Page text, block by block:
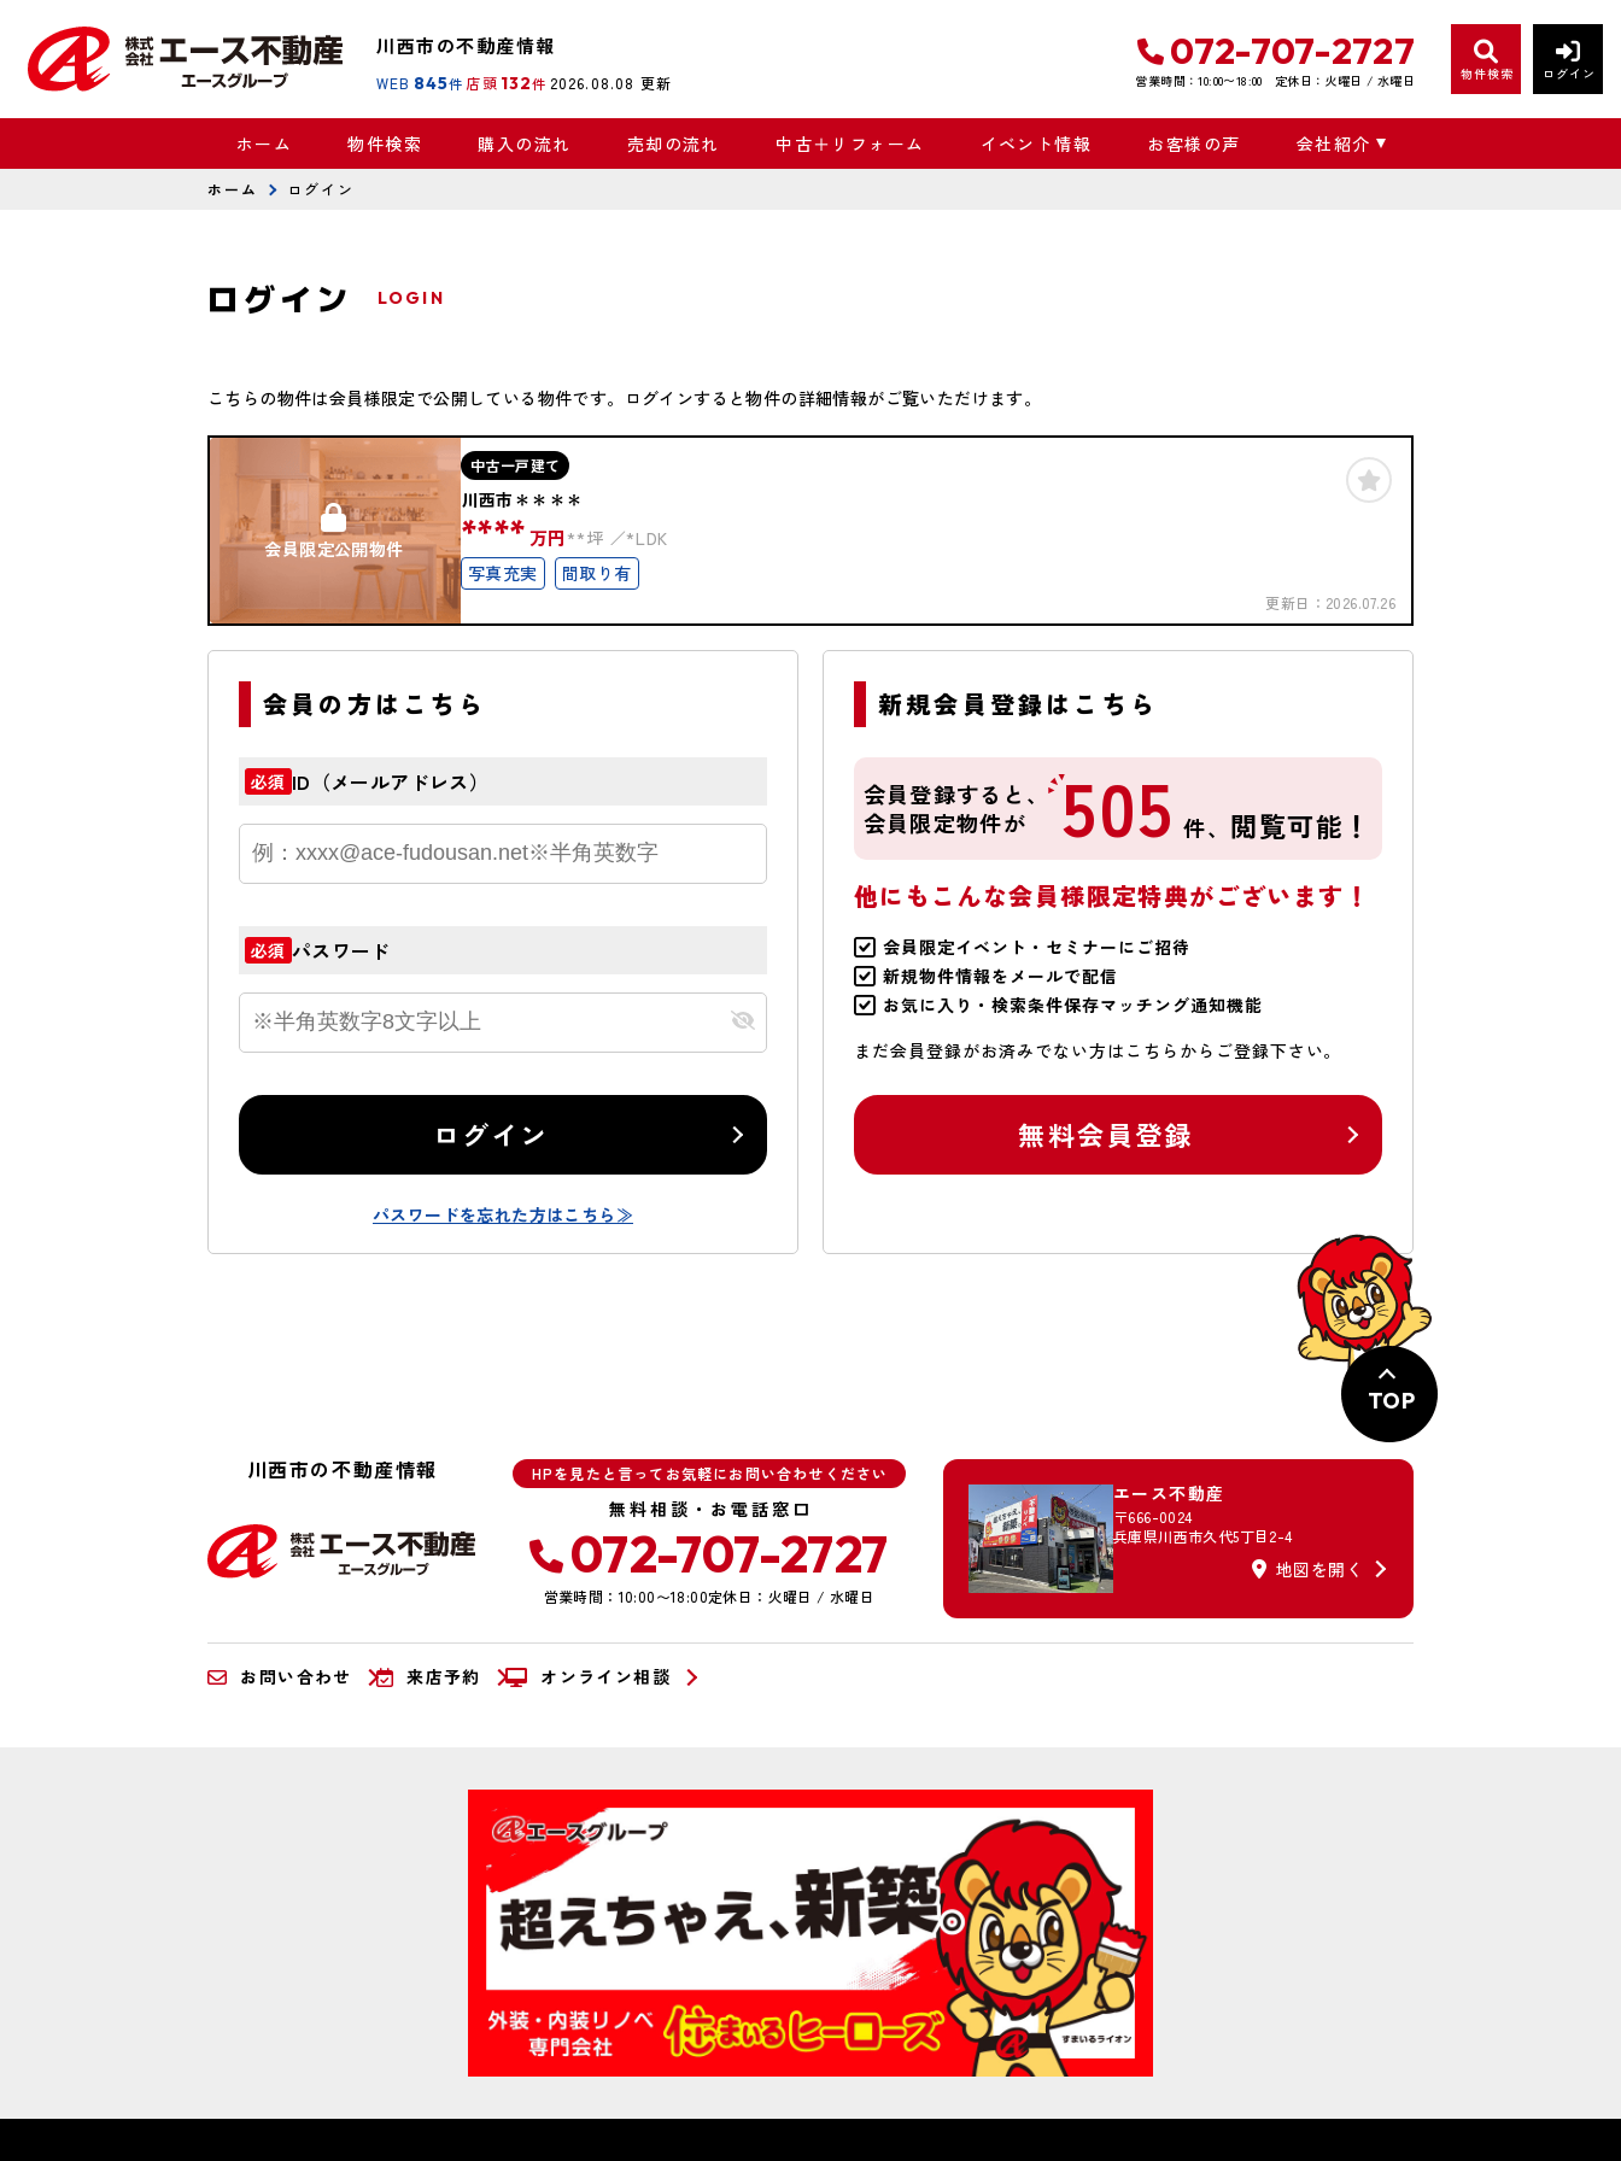
川西市の不動産情報
WEB 845件 店頭 132件 2026.08.08 更新
072-707-2727
営業時間：10:00〜18:00 定休日：火曜日 / 水曜日 物件検索 ログイン
ホーム 物件検索 購入の流れ 売却の流れ 中古＋リフォーム イベント情報 お客様の声 会社紹介
ホーム ログイン
ログイン LOGIN
こちらの物件は会員様限定で公開している物件です。ログインすると物件の詳細情報がご覧いただけます。
会員限定公開物件
中古一戸建て
川西市＊＊＊＊
****万円 **坪
*LDK
写真充実
間取り有
更新日： 2026.07.26
会員の方はこちら
必須 ID（メールアドレス）
必須 パスワード
ログイン
パスワードを忘れた方はこちら≫
新規会員登録はこちら
会員登録すると、
会員限定物件が
505 件、 閲覧可能！
他にもこんな会員様限定特典がございます！
会員限定イベント・セミナーにご招待
新規物件情報をメールで配信
お気に入り・検索条件保存マッチング通知機能
まだ会員登録がお済みでない方はこちらからご登録下さい。
無料会員登録
TOP
川西市の不動産情報 HPを見たと言ってお気軽にお問い合わせください
無料相談・お電話窓口
072-707-2727
営業時間：10:00〜18:00定休日：火曜日 / 水曜日
エース不動産
〒666-0024
兵庫県川西市久代5丁目2-4
地図を開く
お問い合わせ 来店予約 オンライン相談